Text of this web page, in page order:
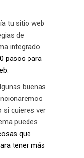
tu sitio web
de
integrado.
pasos para
.
buenas
si quieres ver
puedes
que
tener más